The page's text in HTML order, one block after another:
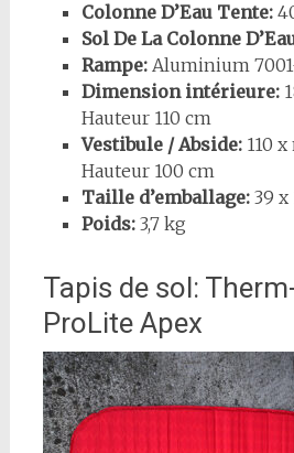
Colonne D’Eau Tente:
Sol De La Colonne
Rampe: Aluminium
Dimension intérieure:
Hauteur 110 cm
Vestibule / Abside: 110
Hauteur 100 cm
Taille d’emballage:39 x
Poids:3,7 kg
Tapis de sol:
ProLite Apex